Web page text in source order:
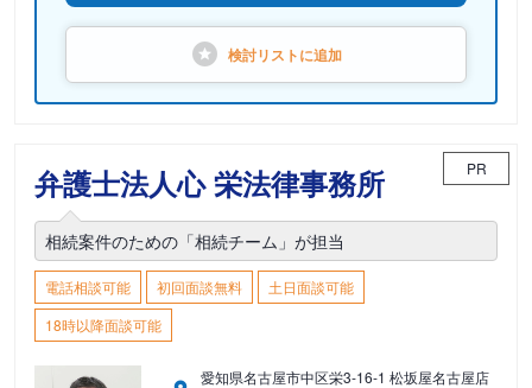
検討リストに追加
弁護士法人心 栄法律事務所 PR
相続案件のための「相続チーム」が担当
電話相談可能 初回面談無料
土日面談可能
18時以降面談可能
愛知県名古屋市中区栄3-16-1 松坂屋名古屋店